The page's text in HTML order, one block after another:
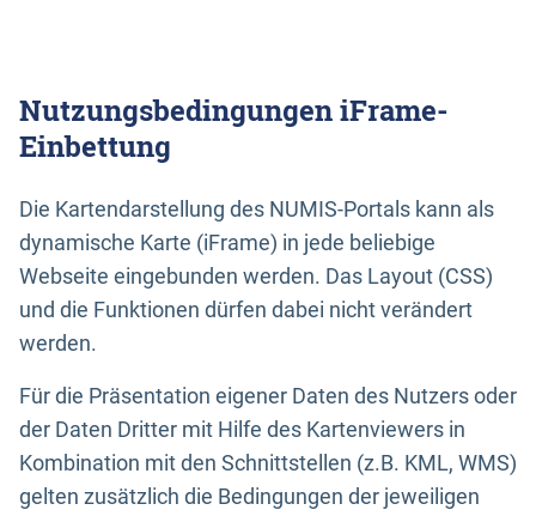
Nutzungsbedingungen iFrame-
Einbettung
Die Kartendarstellung des NUMIS-Portals kann als
dynamische Karte (iFrame) in jede beliebige
Webseite eingebunden werden. Das Layout (CSS)
und die Funktionen dürfen dabei nicht verändert
werden.
Für die Präsentation eigener Daten des Nutzers oder
der Daten Dritter mit Hilfe des Kartenviewers in
Kombination mit den Schnittstellen (z.B. KML, WMS)
gelten zusätzlich die Bedingungen der jeweiligen